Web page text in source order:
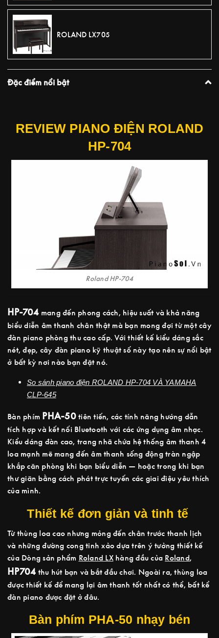
ROLAND LX705
Đặc điểm nổi bật
REVIEW PIANO ĐIỆN ROLAND
HP-704
Roland HP-704
HP-704 mang đến phong cách, hiệu suất và khả năng
biểu diễn âm thanh chân thật mà bạn mong đợi từ một cây
đàn piano phòng thu cao cấp. Với thiết kế kiểu dáng sắc
nét, đẹp, cây đàn piano kỹ thuật số này tạo nên sự nổi bật
ở bất kỳ nơi nào bạn đặt nó.
So sánh piano điện ROLAND HP-704 VÀ YAMAHA
CLP-645
Bàn phím PHA-50tiên tiến, các tính năng hướng dẫn
tích hợp và kết nối Bluetooth với các ứng dụng âm nhạc.
Kiểu dáng đàn cao, trang nhã chứa hệ thống âm thanh 4
loa mạnh mẽ mang đến âm thanh sống động tràn ngập
khắp căn phòng khi bạn biểu diễn — hoặc trong khi bạn
thư giãn bằng cách phát trực tuyến các giai điệu yêu thích
của mình.
Thiết kế đơn giản và tinh tế
Từ thùng loa cao nhưng mỏng đến chân trước thanh lịch
và những đường cong tinh xảo dựa trên ý tưởng thiết kế
của Dòng sản phẩm Roland LXhàng đầu của Roland,
HP704 thu hút bạn và bắt đầu chơi. Ngoài ra, thùng loa
được thiết kế để mang lại âm thanh tốt nhất có thể, bất kể
đàn piano được đặt ở đâu.
Bàn phím PHA-50 nhạy bén